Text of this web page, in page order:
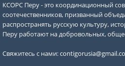
КСОРС Перу - это координационный
соотечественников, призванный
распространять русскую культуру,
Перу работают на добровольных,
Свяжитесь с нами: